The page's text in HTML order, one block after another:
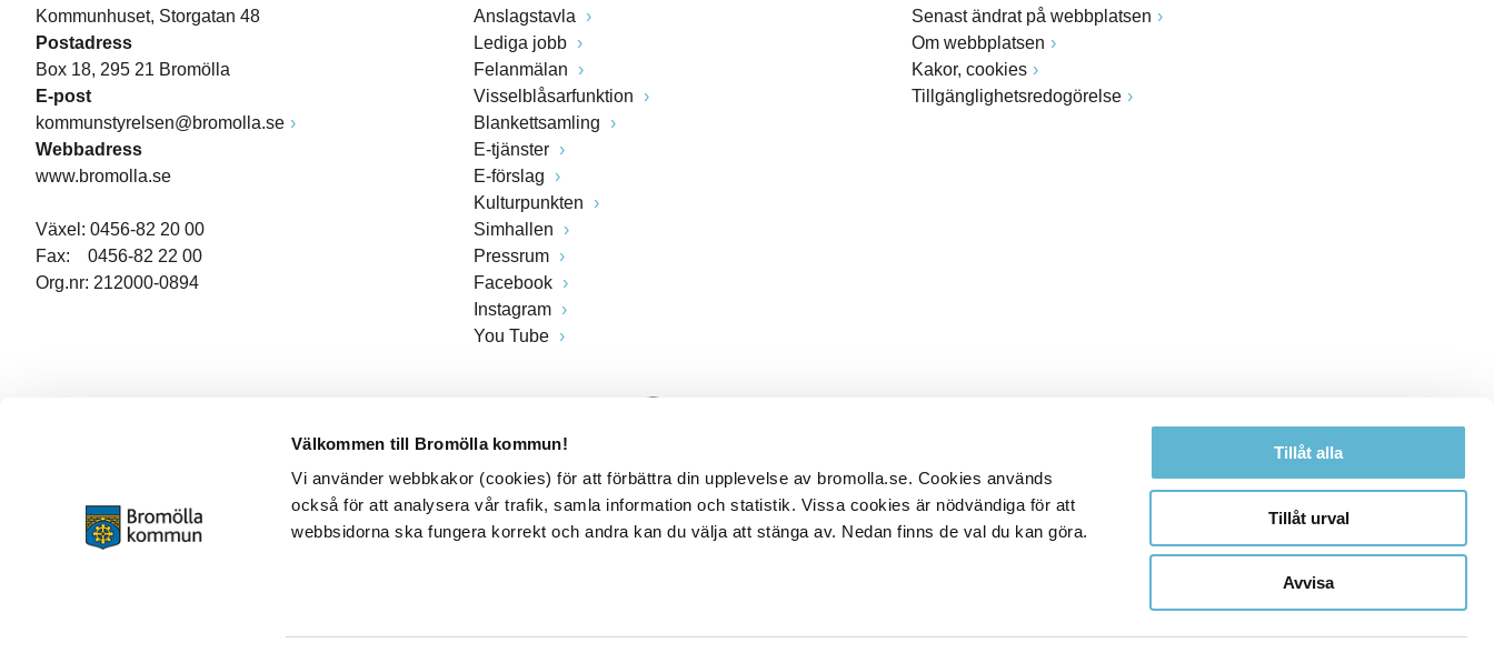
Välkommen till Bromölla kommun!
Vi använder webbkakor (cookies) för att förbättra din upplevelse av bromolla.se. Cookies används
också för att analysera vår trafik, samla information och statistik. Vissa cookies är nödvändiga för att
webbsidorna ska fungera korrekt och andra kan du välja att stänga av. Nedan finns de val du kan göra.
Tillåt alla
Tillåt urval
Avvisa
Kommunhuset, Storgatan 48
Postadress
Box 18, 295 21 Bromölla
E-post
kommunstyrelsen@bromolla.se
Webbadress
www.bromolla.se
Växel: 0456-82 20 00
Fax: 0456-82 22 00
Org.nr: 212000-0894
Anslagstavla
Lediga jobb
Felanmälan
Visselblåsarfunktion
Blankettsamling
E-tjänster
E-förslag
Kulturpunkten
Simhallen
Pressrum
Facebook
Instagram
You Tube
Senast ändrat på webbplatsen
Om webbplatsen
Kakor, cookies
Tillgänglighetsredogörelse